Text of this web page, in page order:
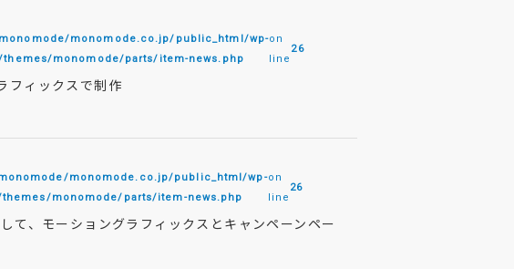
monomode.co.jp/public_html/wp-
themes/monomode/parts/item-news.php
on
line
26
フィックスで制作
monomode.co.jp/public_html/wp-
monomode/parts/item-news.php
on
line
26
て、モーショングラフィックスとキャンペーンペー